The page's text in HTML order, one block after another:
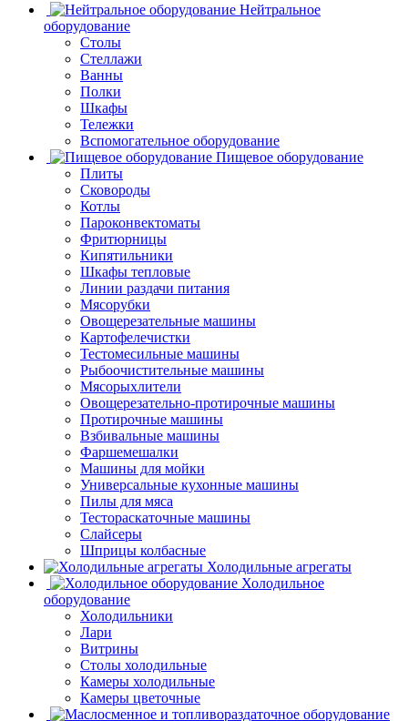
Нейтральное
оборудование
Столы
Стеллажи
Ванны
Полки
Шкафы
Тележки
Вспомогательное оборудование
Пищевое оборудование
Плиты
Сковороды
Котлы
Пароконвектоматы
Фритюрницы
Кипятильники
Шкафы тепловые
Линии раздачи питания
Мясорубки
Овощерезательные машины
Картофелечистки
Тестомесильные машины
Рыбоочистительные машины
Мясорыхлители
Овощерезательно-протирочные машины
Протирочные машины
Взбивальные машины
Фаршемешалки
Машины для мойки
Универсальные кухонные машины
Пилы для мяса
Тестораскаточные машины
Слайсеры
Шприцы колбасные
Холодильные агрегаты
Холодильное
оборудование
Холодильники
Лари
Витрины
Столы холодильные
Камеры холодильные
Камеры цветочные